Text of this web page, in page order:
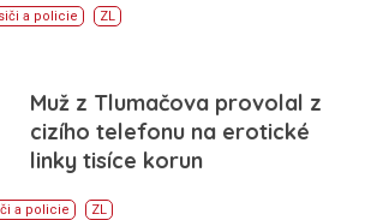
a policie ZL
Muž z Tlumačova provolal z
cizího telefonu na erotické
linky tisíce korun
a policie ZL